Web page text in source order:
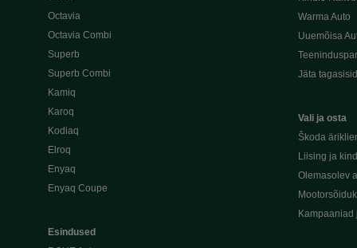
Octavia
Octavia Combi
Superb
Superb Combi
Kamiq
Karoq
Kodiaq
Elroq
Enyaq
Enyaq Coupe
Esindused
Warma Auto
Uuemõisa
Jäta
Vali ja osta
Škoda
Liising ja
Olemasolev
Kampaaniad